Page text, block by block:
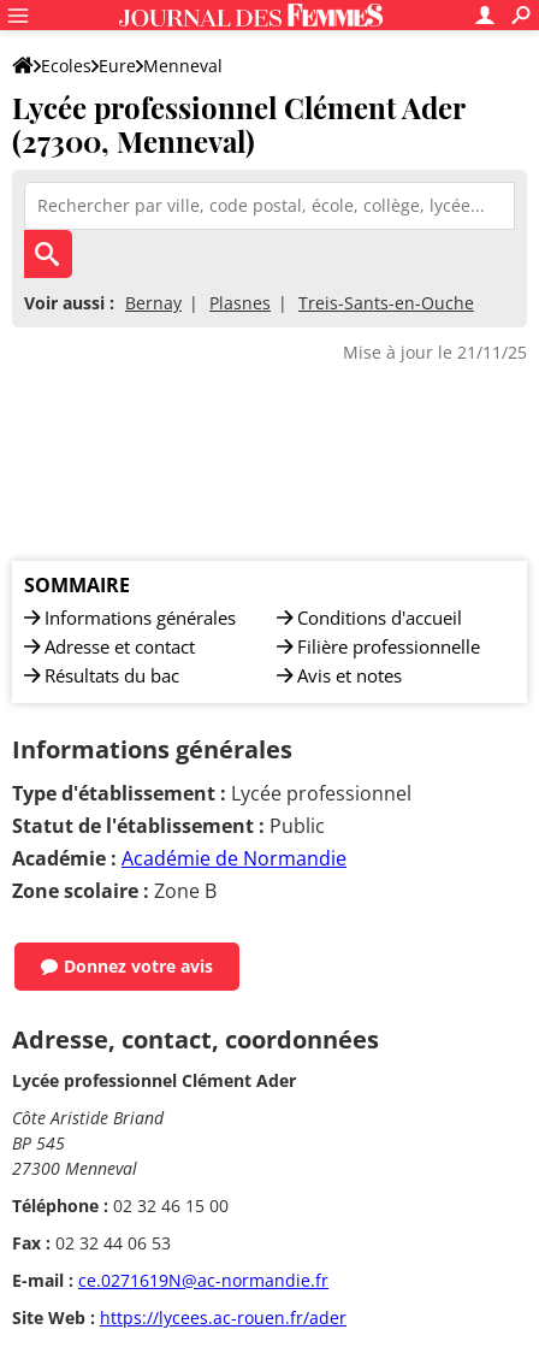
Ecoles Eure Menneval
Lycée professionnel Clément Ader
Lycée professionnel Clément Ader
(27300, Menneval)
Voir aussi : Bernay Plasnes Treis-Sants-en-Ouche
Mise à jour le 21/11/25
SOMMAIRE
Informations générales
Adresse et contact
Résultats du bac
Conditions d'accueil
Filière professionnelle
Avis et notes
Informations générales
Type d'établissement : Lycée professionnel
Statut de l'établissement : Public
Académie : Académie de Normandie
Zone scolaire : Zone B
Donnez votre avis
Adresse, contact, coordonnées
Lycée professionnel Clément Ader
Côte Aristide Briand
BP 545
27300 Menneval
Téléphone : 02 32 46 15 00
Fax : 02 32 44 06 53
E-mail : ce.0271619N@ac-normandie.fr
Site Web : https://lycees.ac-rouen.fr/ader